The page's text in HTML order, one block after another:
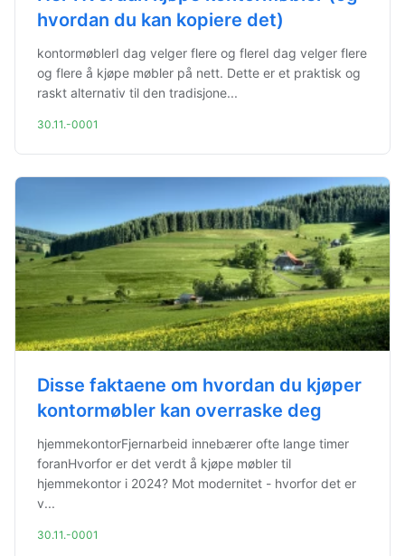
hvordan du kan kopiere det)
kontormøblerI dag velger flere og flereI dag velger flere
og flere å kjøpe møbler på nett. Dette er et praktisk og
raskt alternativ til den tradisjone...
30.11.-0001
Disse faktaene om hvordan du kjøper
kontormøbler kan overraske deg
hjemmekontorFjernarbeid innebærer ofte lange timer
foranHvorfor er det verdt å kjøpe møbler til
hjemmekontor i 2024? Mot modernitet - hvorfor det er
v...
30.11.-0001